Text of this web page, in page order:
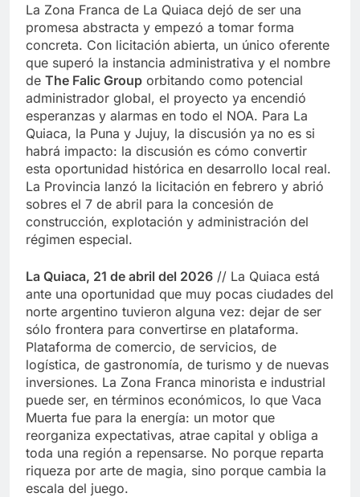
La Zona Franca de La Quiaca dejó de ser una
promesa abstracta y empezó a tomar forma
concreta. Con licitación abierta, un único oferente
que superó la instancia administrativa y el nombre
de The Falic Group orbitando como potencial
administrador global, el proyecto ya encendió
esperanzas y alarmas en todo el NOA. Para La
Quiaca, la Puna y Jujuy, la discusión ya no es si
habrá impacto: la discusión es cómo convertir
esta oportunidad histórica en desarrollo local real.
La Provincia lanzó la licitación en febrero y abrió
sobres el 7 de abril para la concesión de
construcción, explotación y administración del
régimen especial.
La Quiaca, 21 de abril del 2026 // La Quiaca está
ante una oportunidad que muy pocas ciudades del
norte argentino tuvieron alguna vez: dejar de ser
sólo frontera para convertirse en plataforma.
Plataforma de comercio, de servicios, de
logística, de gastronomía, de turismo y de nuevas
inversiones. La Zona Franca minorista e industrial
puede ser, en términos económicos, lo que Vaca
Muerta fue para la energía: un motor que
reorganiza expectativas, atrae capital y obliga a
toda una región a repensarse. No porque reparta
riqueza por arte de magia, sino porque cambia la
escala del juego.